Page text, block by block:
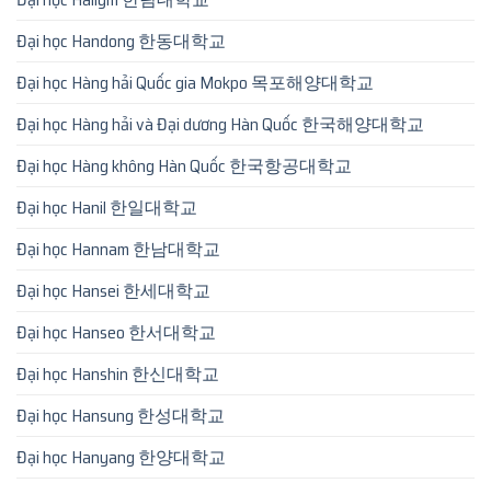
Đại học Handong 한동대학교
Đại học Hàng hải Quốc gia Mokpo 목포해양대학교
Đại học Hàng hải và Đại dương Hàn Quốc 한국해양대학교
Đại học Hàng không Hàn Quốc 한국항공대학교
Đại học Hanil 한일대학교
Đại học Hannam 한남대학교
Đại học Hansei 한세대학교
Đại học Hanseo 한서대학교
Đại học Hanshin 한신대학교
Đại học Hansung 한성대학교
Đại học Hanyang 한양대학교